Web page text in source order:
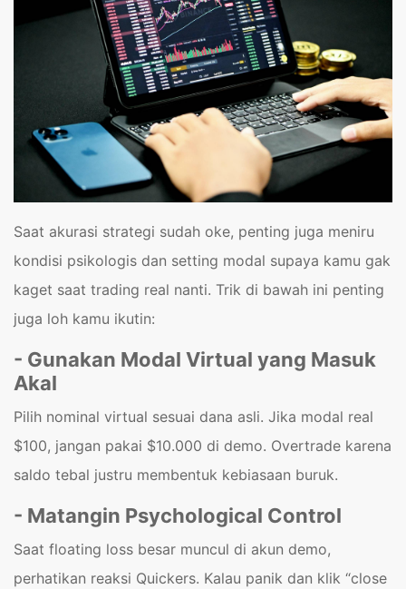
Saat akurasi strategi sudah oke, penting juga meniru
kondisi psikologis dan setting modal supaya kamu gak
kaget saat trading real nanti. Trik di bawah ini penting
juga loh kamu ikutin:
- Gunakan Modal Virtual yang Masuk
Akal
Pilih nominal virtual sesuai dana asli. Jika modal real
$100, jangan pakai $10.000 di demo. Overtrade karena
saldo tebal justru membentuk kebiasaan buruk.
- Matangin Psychological Control
Saat floating loss besar muncul di akun demo,
perhatikan reaksi Quickers. Kalau panik dan klik “close